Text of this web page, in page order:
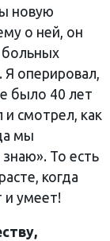
новую
о ней, он
больных
Я оперировал,
было 40 лет
и смотрел, как
мы
знаю». То есть
когда
и умеет!